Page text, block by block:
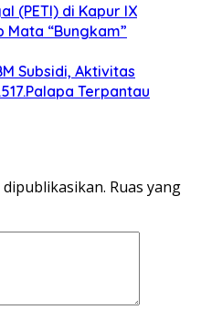
(PETI) di Kapur IX
Mata “Bungkam”
Subsidi, Aktivitas
Terpantau
Ruas yang